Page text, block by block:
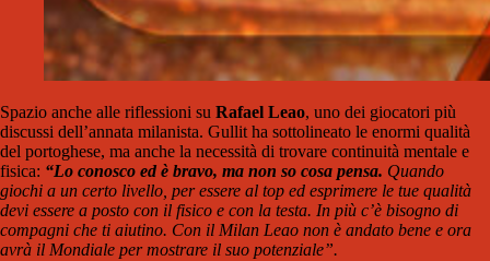
Spazio anche alle riflessioni su Rafael Leao, uno dei giocatori più
discussi dell’annata milanista. Gullit ha sottolineato le enormi qualità
del portoghese, ma anche la necessità di trovare continuità mentale e
fisica: “Lo conosco ed è bravo, ma non so cosa pensa. Quando
giochi a un certo livello, per essere al top ed esprimere le tue qualità
devi essere a posto con il fisico e con la testa. In più c’è bisogno di
compagni che ti aiutino. Con il Milan Leao non è andato bene e ora
avrà il Mondiale per mostrare il suo potenziale”.